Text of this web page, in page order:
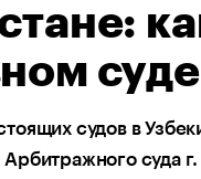
суде
судов в
суда